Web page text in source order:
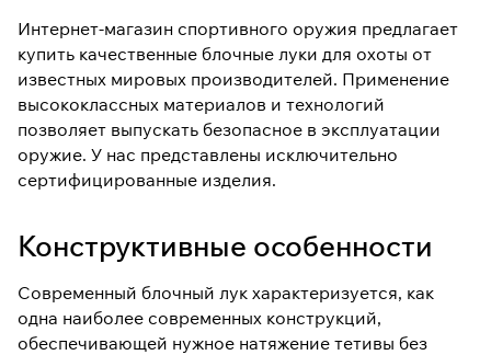
Интернет-магазин спортивного оружия предлагает
купить качественные блочные луки для охоты от
известных мировых производителей. Применение
высококлассных материалов и технологий
позволяет выпускать безопасное в эксплуатации
оружие. У нас представлены исключительно
сертифицированные изделия.
Конструктивные особенности
Современный блочный лук характеризуется, как
одна наиболее современных конструкций,
обеспечивающей нужное натяжение тетивы без